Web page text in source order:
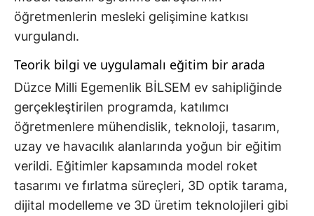
öğretmenlerin mesleki gelişimine katkısı
vurgulandı.
Teorik bilgi ve uygulamalı eğitim bir arada
Düzce Milli Egemenlik BİLSEM ev sahipliğinde
gerçekleştirilen programda, katılımcı
öğretmenlere mühendislik, teknoloji, tasarım,
uzay ve havacılık alanlarında yoğun bir eğitim
verildi. Eğitimler kapsamında model roket
tasarımı ve fırlatma süreçleri, 3D optik tarama,
dijital modelleme ve 3D üretim teknolojileri gibi